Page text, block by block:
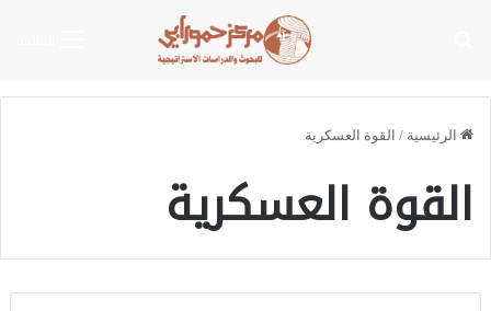
الرئيسية / القوة العسكرية
القوة العسكرية